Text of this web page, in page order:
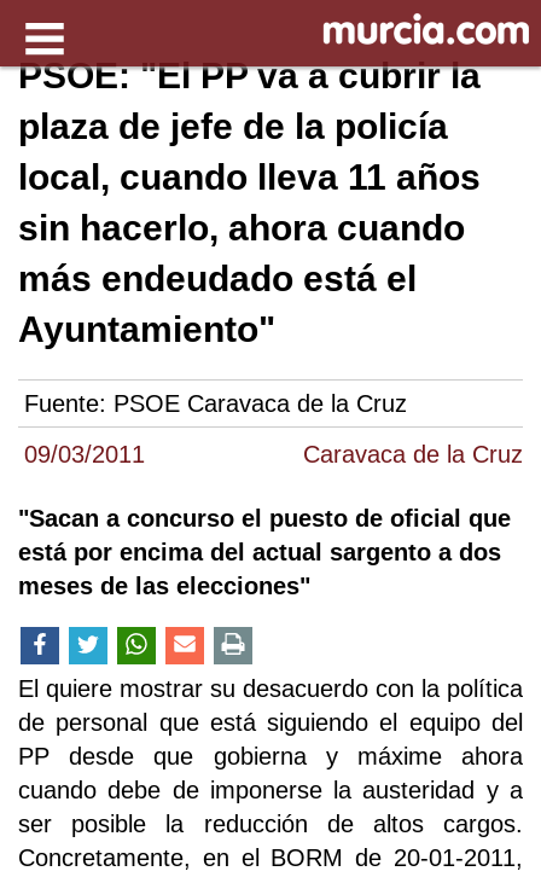
09/03/2011 Caravaca de la Cruz
PSOE: "El PP va a cubrir la
plaza de jefe de la policía
local, cuando lleva 11 años
sin hacerlo, ahora cuando
más endeudado está el
Ayuntamiento"
Fuente: PSOE Caravaca de la Cruz
"Sacan a concurso el puesto de oficial que
está por encima del actual sargento a dos
meses de las elecciones"
El quiere mostrar su desacuerdo con la política
de personal que está siguiendo el equipo del
PP desde que gobierna y máxime ahora
cuando debe de imponerse la austeridad y a
ser posible la reducción de altos cargos.
Concretamente, en el BORM de 20-01-2011,